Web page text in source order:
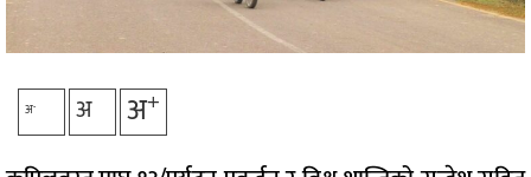
अ- अ अ+